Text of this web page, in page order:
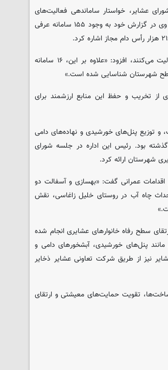
عشایر، خواستار ساماندهی فعالیت‌های
عشایری و حفظ و بهره‌برداری اصولی از مراتع شهرستان شد. وی در گزارش خود به وجود ۱۵۵ سامانه عرفی
حمیدی با بیان اینکه ۴۸۵۳ بهره‌بردار در این سامانه‌ها فعالیت می‌کنند، افزود: «علاوه بر این، ۱۶ سامانه
از تخریب و حفظ این منابع ارزشمند برای
و توزیع پنل‌های خورشیدی و نهاده‌های دامی
بود. رئیس این اداره در جلسه شورای
شهرستان ارائه کرد.
عمرانی گفت: «بهسازی و آسفالت دو
چاه آب در روستای خلیل زاغاسی، نقش
سطح رفاه خانوارهای عشایری انجام شده
پنل‌های خورشیدی، آبشخورهای دامی و
نیز از طریق شرکت تعاونی عشایر ذخایر
تقویت حمایت‌های معیشتی و ارتقای